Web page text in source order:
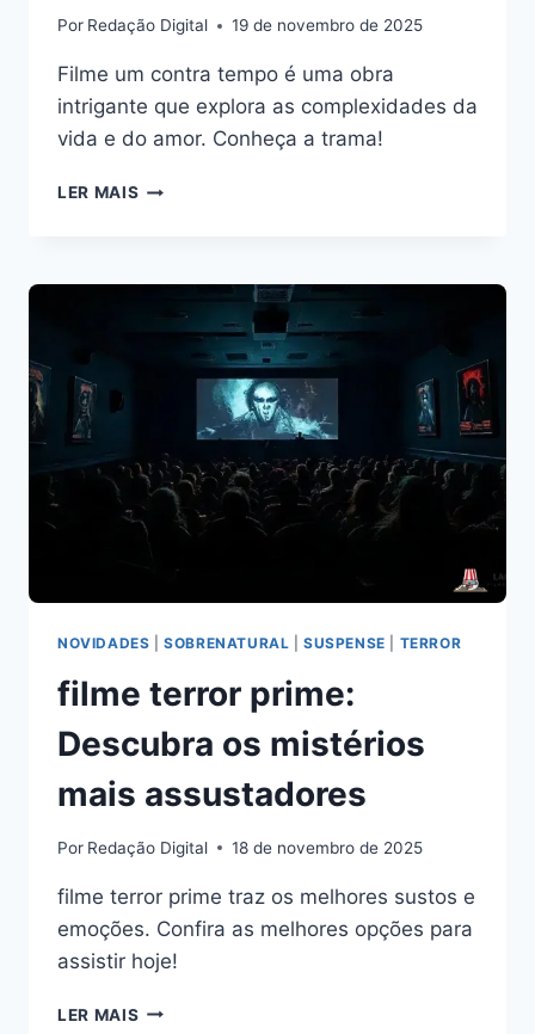
Por Redação Digital 19 de novembro de 2025
Filme um contra tempo é uma obra
intrigante que explora as complexidades da
vida e do amor. Conheça a trama!
LER MAIS FILME
DESCUBRA
ENIGMA
SURPREENDENTE!
NOVIDADES |SOBRENATURAL |SUSPENSE TERROR
filme terror prime:
Descubra os mistérios
mais assustadores
Por Redação Digital 18 de novembro de 2025
filme terror prime traz os melhores sustos e
emoções. Confira as melhores opções para
assistir hoje!
LER MAIS FILME